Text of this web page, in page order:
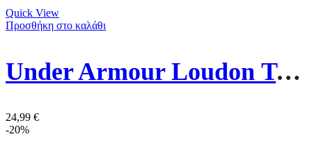
Quick View
Προσθήκη στο καλάθι
Under Armour Loudon Τσάντα Ώμου / Χιαστί 1381912-001 Μαύρη
24,99 €
-20%